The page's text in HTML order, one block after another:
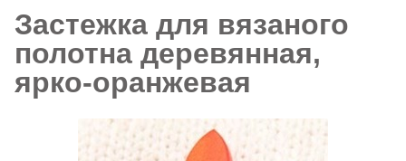
Застежка для вязаного
полотна деревянная,
ярко-оранжевая